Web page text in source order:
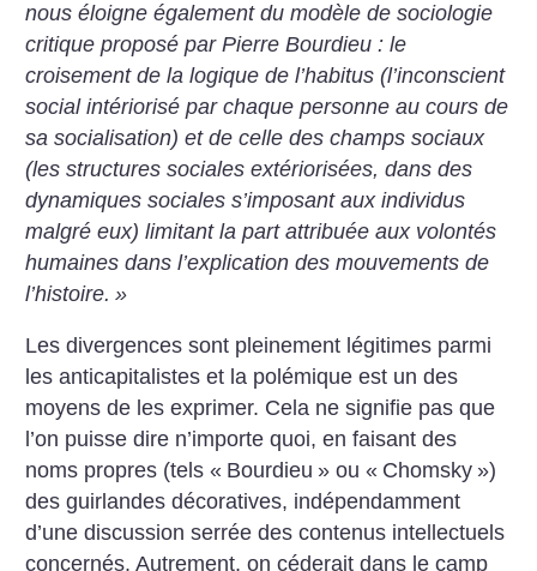
nous éloigne également du modèle de sociologie
critique proposé par Pierre Bourdieu : le
croisement de la logique de l’habitus (l’inconscient
social intériorisé par chaque personne au cours de
sa socialisation) et de celle des champs sociaux
(les structures sociales extériorisées, dans des
dynamiques sociales s’imposant aux individus
malgré eux) limitant la part attribuée aux volontés
humaines dans l’explication des mouvements de
l’histoire. »
Les divergences sont pleinement légitimes parmi
les anticapitalistes et la polémique est un des
moyens de les exprimer. Cela ne signifie pas que
l’on puisse dire n’importe quoi, en faisant des
noms propres (tels « Bourdieu » ou « Chomsky »)
des guirlandes décoratives, indépendamment
d’une discussion serrée des contenus intellectuels
concernés. Autrement, on céderait dans le camp